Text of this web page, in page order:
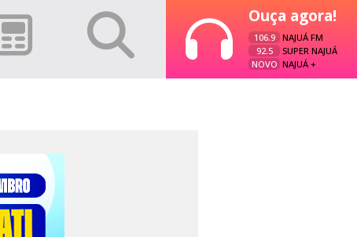
Ouça agora!
106.9
NAJUÁ FM
92.5
SUPER NAJUÁ
NOVO NAJUÁ +